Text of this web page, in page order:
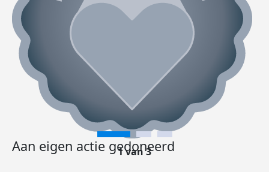
Aan eigen actie gedoneerd
1 van 3